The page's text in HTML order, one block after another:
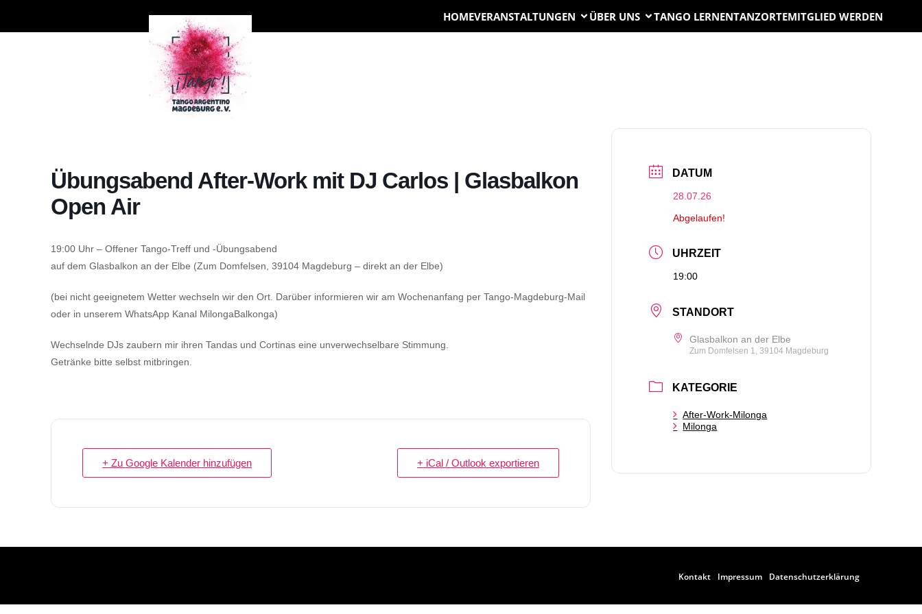
HOMEVERANSTALTUNGEN ÜBER UNS TANGO LERNENTANZORTEMITGLIED WERDEN
Übungsabend After-Work mit DJ Carlos | Glasbalkon
Open Air
19:00 Uhr – Offener Tango-Treff und -Übungsabend
auf dem Glasbalkon an der Elbe (Zum Domfelsen, 39104 Magdeburg – direkt an der Elbe)
(bei nicht geeignetem Wetter wechseln wir den Ort. Darüber informieren wir am Wochenanfang per Tango-Magdeburg-Mail
oder in unserem WhatsApp Kanal MilongaBalkonga)
Wechselnde DJs zaubern mir ihren Tandas und Cortinas eine unverwechselbare Stimmung.
Getränke bitte selbst mitbringen.
+ Zu Google Kalender hinzufügen + iCal / Outlook exportieren
DATUM
28.07.26
Abgelaufen!
UHRZEIT
19:00
STANDORT
Glasbalkon an der Elbe
Zum Domfelsen 1, 39104 Magdeburg
KATEGORIE
After-Work-Milonga
Milonga
Kontakt Impressum Datenschutzerklärung